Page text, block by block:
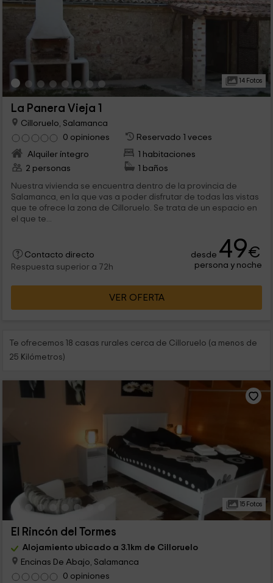
14 Fotos
La Panera Vieja 1
Cilloruelo, Salamanca
0 opiniones
Reservado 1 veces
Alquiler íntegro
1 habitaciones
2 personas
1 baños
Nuestra vivienda se encuentra dentro de la provincia de
Salamanca, en la que vas a poder disfrutar de todas las vistas
que te ofrece la zona de Cilloruelo. Se trata de un espacio en
el que te...
Contacto directo
Respuesta superior a 72h
desde 49€
persona y noche
VER OFERTA
Te ofrecemos 18 casas rurales cerca de Cilloruelo (a menos de
25 Kilómetros)
15 Fotos
El Rincón del Tormes
Alojamiento ubicado a 3.1km de Cilloruelo
Encinas De Abajo, Salamanca
0 opiniones